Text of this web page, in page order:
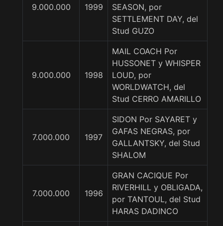
9.000.000 1999
SEASON, por
SETTLEMENT DAY, del
Stud GUZO
9.000.000 1998
MAIL COACH Por
HUSSONET y WHISPER
LOUD, por
WORLDWATCH, del
Stud CERRO AMARILLO
7.000.000 1997
SIDON Por SAYARET y
GAFAS NEGRAS, por
GALLANTSKY, del Stud
SHALOM
7.000.000 1996
GRAN CACIQUE Por
RIVERHILL y OBLIGADA,
por TANTOUL, del Stud
HARAS DADINCO